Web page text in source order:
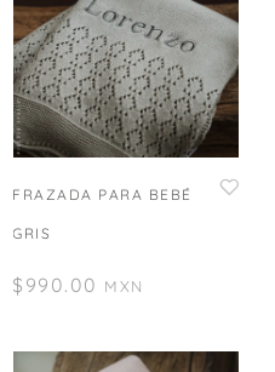
FRAZADA PARA BEBÉ
GRIS
$ 990.00 MXN